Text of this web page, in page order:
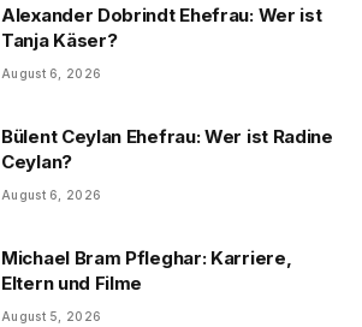
Alexander Dobrindt Ehefrau: Wer ist
Tanja Käser?
August 6, 2026
Bülent Ceylan Ehefrau: Wer ist Radine
Ceylan?
August 6, 2026
Michael Bram Pfleghar: Karriere,
Eltern und Filme
August 5, 2026